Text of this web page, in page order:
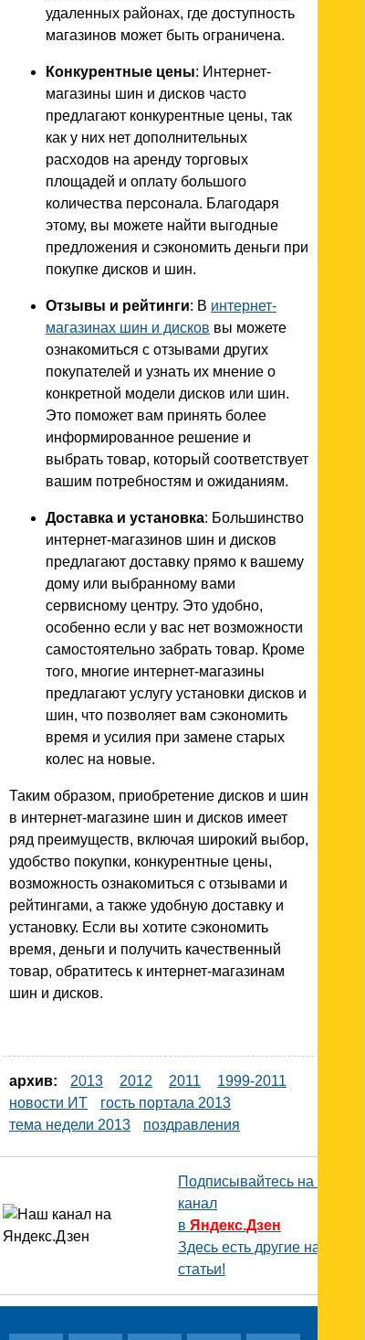
удаленных районах, где доступность
магазинов может быть ограничена.
Конкурентные цены: Интернет-
магазины шин и дисков часто
предлагают конкурентные цены, так
как у них нет дополнительных
расходов на аренду торговых
площадей и оплату большого
количества персонала. Благодаря
этому, вы можете найти выгодные
предложения и сэкономить деньги при
покупке дисков и шин.
Отзывы и рейтинги: В интернет-
магазинах шин и дисков вы можете
ознакомиться с отзывами других
покупателей и узнать их мнение о
конкретной модели дисков или шин.
Это поможет вам принять более
информированное решение и
выбрать товар, который соответствует
вашим потребностям и ожиданиям.
Доставка и установка: Большинство
интернет-магазинов шин и дисков
предлагают доставку прямо к вашему
дому или выбранному вами
сервисному центру. Это удобно,
особенно если у вас нет возможности
самостоятельно забрать товар. Кроме
того, многие интернет-магазины
предлагают услугу установки дисков и
шин, что позволяет вам сэкономить
время и усилия при замене старых
колес на новые.
Таким образом, приобретение дисков и шин
в интернет-магазине шин и дисков имеет
ряд преимуществ, включая широкий выбор,
удобство покупки, конкурентные цены,
возможность ознакомиться с отзывами и
рейтингами, а также удобную доставку и
установку. Если вы хотите сэкономить
время, деньги и получить качественный
товар, обратитесь к интернет-магазинам
шин и дисков.
архив: 2013 2012 2011
1999-2011
новости ИТ
гость портала 2013
тема недели 2013
поздравления
Подписывайтесь на наш
канал
в Яндекс.Дзен
Здесь есть другие наши
статьи!